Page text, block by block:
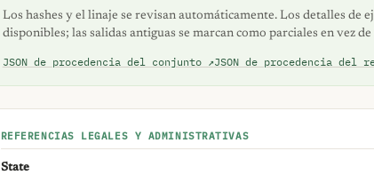
Los hashes y el linaje se revisan automáticamente. Los detalles de
disponibles; las salidas antiguas se marcan como parciales en vez
JSON de procedencia del conjunto ↗JSON de procedencia del
REFERENCIAS LEGALES Y ADMINISTRATIVAS
State